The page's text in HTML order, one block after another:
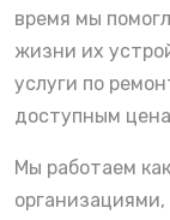
время мы
жизни их
услуги по
доступным
Мы работаем